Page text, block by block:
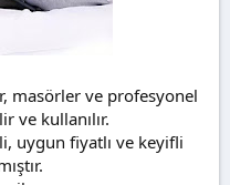
masörler ve profesyonel
ve kullanılır.
uygun fiyatlı ve keyifli